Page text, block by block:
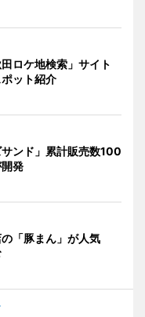
ロケ地検索」サイト
ット紹介
サンド」累計販売数100
発
「豚まん」が人気